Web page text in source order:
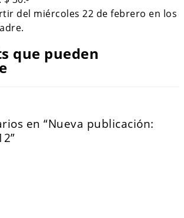
del miércoles 22 de febrero en los
que pueden
en “Nueva publicación: